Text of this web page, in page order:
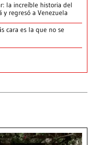
la increíble historia del
regresó a Venezuela
cara es la que no se